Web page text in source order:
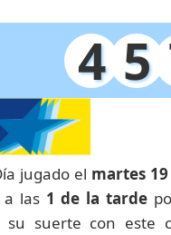
4 5
jugado el martes
a las 1 de la tarde
su suerte con este